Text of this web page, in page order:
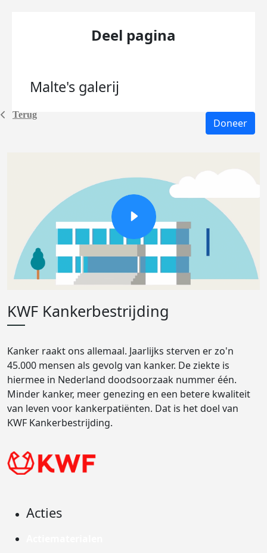
Terug
Deel pagina
Malte's galerij
Doneer
KWF Kankerbestrijding
Kanker raakt ons allemaal. Jaarlijks sterven er zo'n
45.000 mensen als gevolg van kanker. De ziekte is
hiermee in Nederland doodsoorzaak nummer één.
Minder kanker, meer genezing en een betere kwaliteit
van leven voor kankerpatiënten. Dat is het doel van
KWF Kankerbestrijding.
Acties